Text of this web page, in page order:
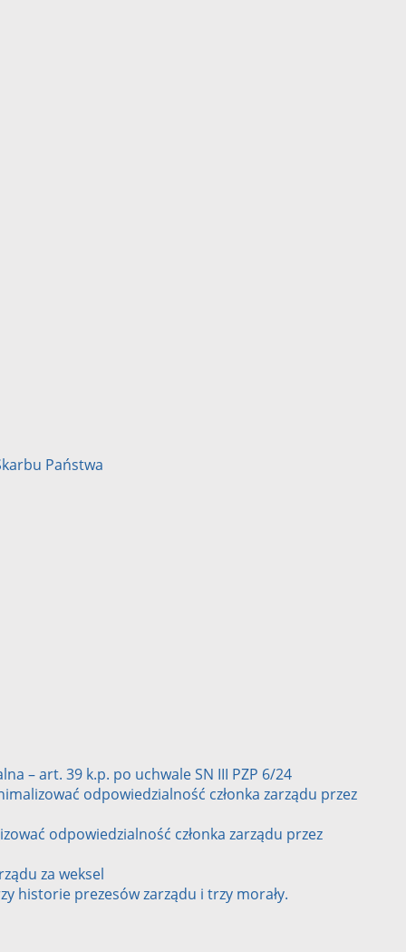
Państwa
– art. 39 k.p. po uchwale SN III PZP 6/24
odpowiedzialność członka zarządu przez
odpowiedzialność członka zarządu przez
za weksel
historie prezesów zarządu i trzy morały.